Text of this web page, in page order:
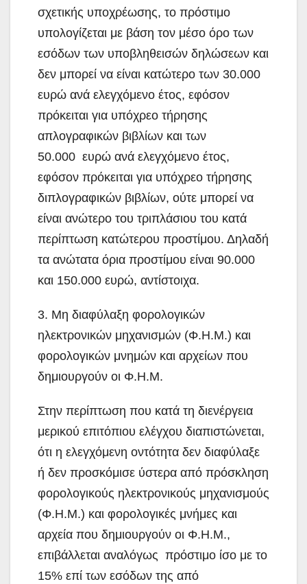
σχετικής υποχρέωσης, το πρόστιμο
υπολογίζεται με βάση τον μέσο όρο των
εσόδων των υποβληθεισών δηλώσεων και
δεν μπορεί να είναι κατώτερο των 30.000
ευρώ ανά ελεγχόμενο έτος, εφόσον
πρόκειται για υπόχρεο τήρησης
απλογραφικών βιβλίων και των
50.000 ευρώ ανά ελεγχόμενο έτος,
εφόσον πρόκειται για υπόχρεο τήρησης
διπλογραφικών βιβλίων, ούτε μπορεί να
είναι ανώτερο του τριπλάσιου του κατά
περίπτωση κατώτερου προστίμου. Δηλαδή
τα ανώτατα όρια προστίμου είναι 90.000
και 150.000 ευρώ, αντίστοιχα.
3. Μη διαφύλαξη φορολογικών
ηλεκτρονικών μηχανισμών (Φ.Η.Μ.) και
φορολογικών μνημών και αρχείων που
δημιουργούν οι Φ.Η.Μ.
Στην περίπτωση που κατά τη διενέργεια
μερικού επιτόπιου ελέγχου διαπιστώνεται,
ότι η ελεγχόμενη οντότητα δεν διαφύλαξε
ή δεν προσκόμισε ύστερα από πρόσκληση
φορολογικούς ηλεκτρονικούς μηχανισμούς
(Φ.Η.Μ.) και φορολογικές μνήμες και
αρχεία που δημιουργούν οι Φ.Η.Μ.,
επιβάλλεται αναλόγως πρόστιμο ίσο με το
15% επί των εσόδων της από